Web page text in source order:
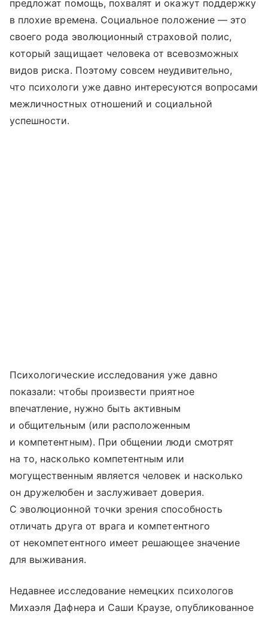
предложат помощь, похвалят и окажут поддержку
в плохие времена. Социальное положение — это
своего рода эволюционный страховой полис,
который защищает человека от всевозможных
видов риска. Поэтому совсем неудивительно,
что психологи уже давно интересуются вопросами
межличностных отношений и социальной
успешности.
Психологические исследования уже давно
показали: чтобы произвести приятное
впечатление, нужно быть активным
и общительным (или расположенным
и компетентным). При общении люди смотрят
на то, насколько компетентным или
могущественным является человек и насколько
он дружелюбен и заслуживает доверия.
С эволюционной точки зрения способность
отличать друга от врага и компетентного
от некомпетентного имеет решающее значение
для выживания.
Недавнее исследование немецких психологов
Михаэля Дафнера и Саши Краузе, опубликованное